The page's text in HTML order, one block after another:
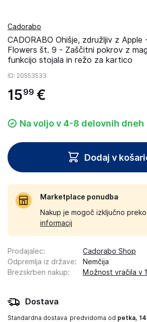
Cadorabo
CADORABO Ohišje, združljiv z Apple
Flowers št. 9 - Zaščitni pokrov z
funkcijo stojala in režo za kartico
ID: 20553533
1599 €
Na voljo v 4-8 delovnih dneh
Dodaj v
Marketplace ponudba
Nakup je mogoč izključno
informacij
Prodajalec:
Cadorabo Shop
Odpremlja iz države:
Nemčija
Brezskrben nakup: Možnost vračila v
Dostava
Standardna dostava predvidoma od petka,